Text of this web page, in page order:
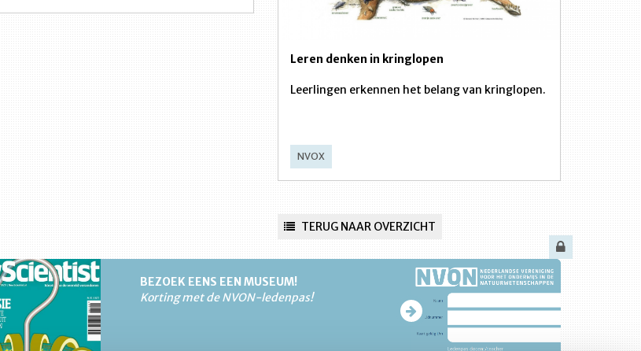
Leren denken in kringlopen
Leerlingen erkennen het belang van kringlopen.
NVOX
TERUG NAAR OVERZICHT
BEZOEK EENS EEN MUSEUM!
Korting met de NVON-ledenpas!